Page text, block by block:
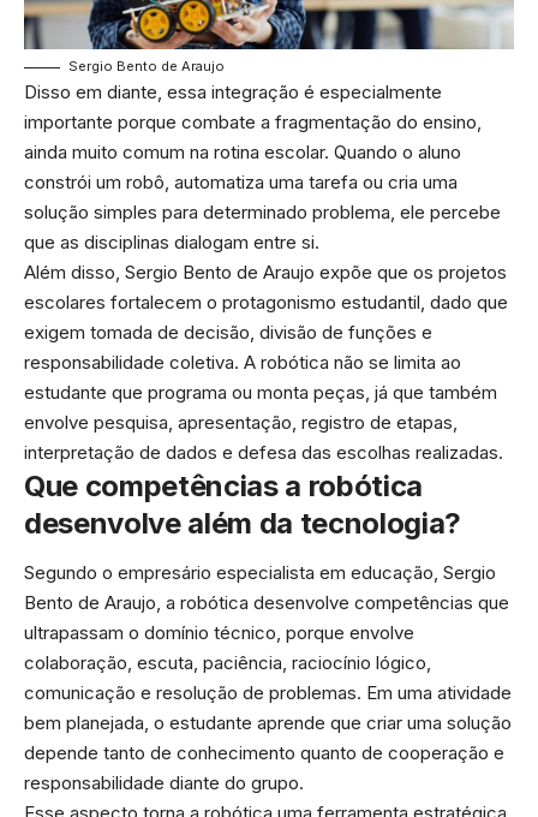
Sergio Bento de Araujo
Disso em diante, essa integração é especialmente
importante porque combate a fragmentação do ensino,
ainda muito comum na rotina escolar. Quando o aluno
constrói um robô, automatiza uma tarefa ou cria uma
solução simples para determinado problema, ele percebe
que as disciplinas dialogam entre si.
Além disso, Sergio Bento de Araujo expõe que os projetos
escolares fortalecem o protagonismo estudantil, dado que
exigem tomada de decisão, divisão de funções e
responsabilidade coletiva. A robótica não se limita ao
estudante que programa ou monta peças, já que também
envolve pesquisa, apresentação, registro de etapas,
interpretação de dados e defesa das escolhas realizadas.
Que competências a robótica
desenvolve além da tecnologia?
Segundo o empresário especialista em educação, Sergio
Bento de Araujo, a robótica desenvolve competências que
ultrapassam o domínio técnico, porque envolve
colaboração, escuta, paciência, raciocínio lógico,
comunicação e resolução de problemas. Em uma atividade
bem planejada, o estudante aprende que criar uma solução
depende tanto de conhecimento quanto de cooperação e
responsabilidade diante do grupo.